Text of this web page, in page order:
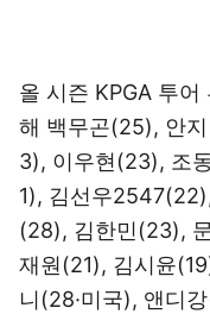
올 시즌 KPGA 투
해 백무곤(25), 안
3), 이우현(23), 조
1), 김선우
(28), 김한민(23),
재원(21), 김시윤
니(28·미국), 앤디